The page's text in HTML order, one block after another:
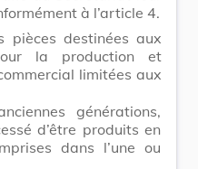
à l’article 4.
pièces destinées aux
la production et
limitées aux
générations,
d’être produits en
dans l’une ou